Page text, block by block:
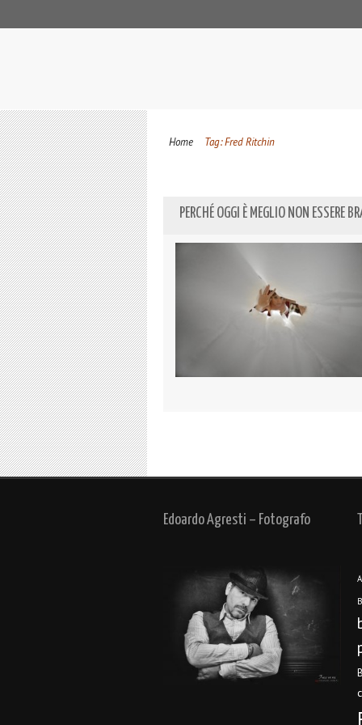
Home Tag: Fred Ritchin
PERCHÉ OGGI È MEGLIO NON ESSERE
Edoardo Agresti – Fotografo